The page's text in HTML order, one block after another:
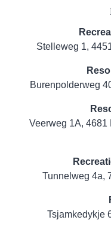
Stelleweg 1,
Burenpolderweg
Veerweg 1A, 4681
Tunnelweg 4a,
Tsjamkedykje